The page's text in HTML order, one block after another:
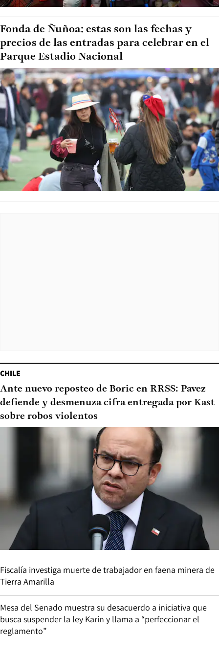
Fonda de Ñuñoa: estas son las fechas y
precios de las entradas para celebrar en el
Parque Estadio Nacional
CHILE
Ante nuevo reposteo de Boric en RRSS: Pavez
defiende y desmenuza cifra entregada por Kast
sobre robos violentos
Fiscalía investiga muerte de trabajador en faena minera de
Tierra Amarilla
Mesa del Senado muestra su desacuerdo a iniciativa que
busca suspender la ley Karin y llama a “perfeccionar el
reglamento”